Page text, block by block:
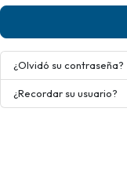
¿Olvidó su contraseña?
¿Recordar su usuario?